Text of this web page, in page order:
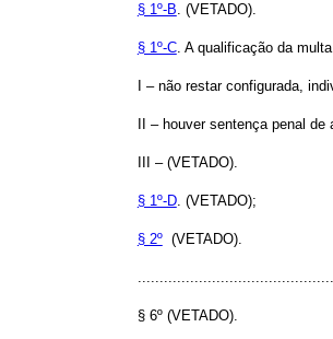
§ 1º-B. (VETADO).
§ 1º-C. A qualificação da
I – não restar configurada,
II – houver sentença penal
III – (VETADO).
§ 1º-D. (VETADO);
§ 2º(VETADO).
§ 6º (VETADO).